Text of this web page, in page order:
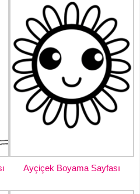
Ayçiçek Boyama Sayfası